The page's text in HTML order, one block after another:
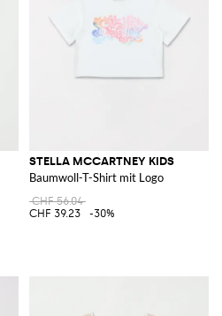
STELLA MCCARTNEY KIDS
Baumwoll-T-Shirt mit Logo
CHF 56.04
CHF 39.23
-30%